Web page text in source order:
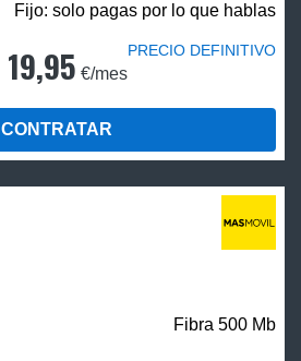
Fijo: solo pagas por lo que hablas
19,95 €/mes
PRECIO DEFINITIVO
CONTRATAR
Fibra 500 Mb